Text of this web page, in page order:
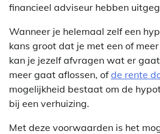
financieel adviseur hebben
Wanneer je helemaal zelf een
kans groot dat je met een of
kan je jezelf afvragen wat er
meer gaat aflossen, ofde rente
mogelijkheid bestaat om de
bij een verhuizing.
Met deze voorwaarden is het